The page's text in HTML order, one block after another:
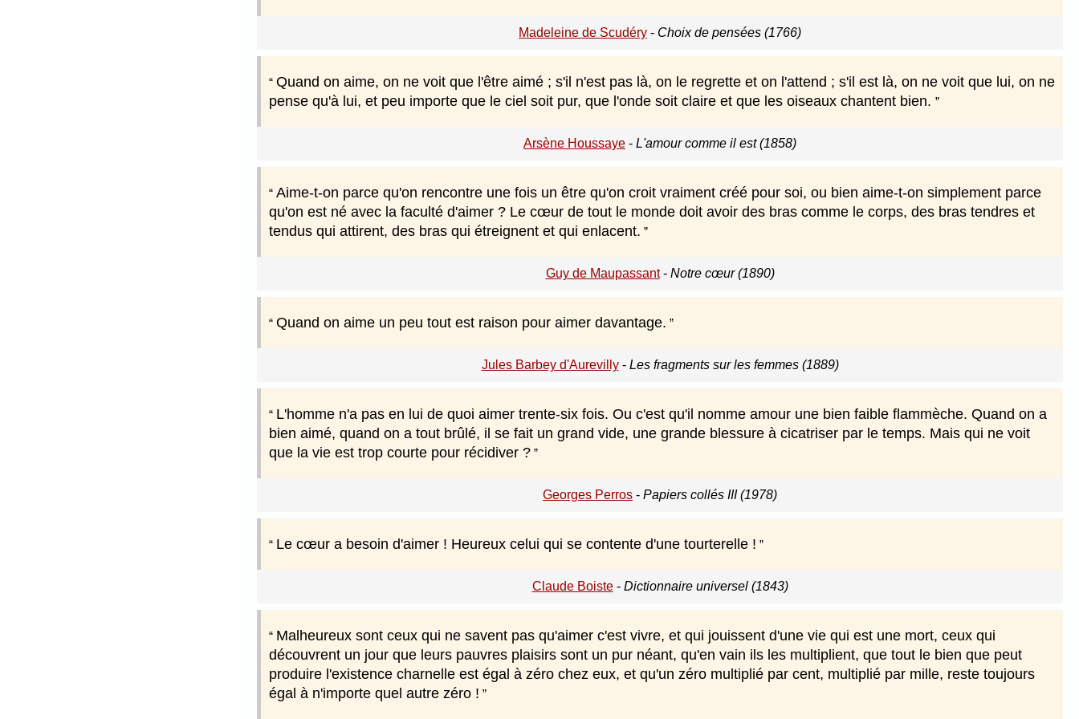
Madeleine de Scudéry - Choix de pensées (1766)
Quand on aime, on ne voit que l'être aimé ; s'il n'est pas là, on le regrette et on l'attend ; s'il est là, on ne voit que lui, on ne
pense qu'à lui, et peu importe que le ciel soit pur, que l'onde soit claire et que les oiseaux chantent bien.
Arsène Houssaye - L'amour comme il est (1858)
Aime-t-on parce qu'on rencontre une fois un être qu'on croit vraiment créé pour soi, ou bien aime-t-on simplement parce
qu'on est né avec la faculté d'aimer ? Le cœur de tout le monde doit avoir des bras comme le corps, des bras tendres et
tendus qui attirent, des bras qui étreignent et qui enlacent.
Guy de Maupassant- Notre cœur (1890)
Quand on aime un peu tout est raison pour aimer davantage.
Jules Barbey d'Aurevilly- Les fragments sur les femmes (1889)
L'homme n'a pas en lui de quoi aimer trente-six fois. Ou c'est qu'il nomme amour une bien faible flammèche. Quand on a
bien aimé, quand on a tout brûlé, il se fait un grand vide, une grande blessure à cicatriser par le temps. Mais qui ne voit
que la vie est trop courte pour récidiver ?
Georges Perros - Papiers collés III (1978)
Le cœur a besoin d'aimer ! Heureux celui qui se contente d'une tourterelle !
Claude Boiste- Dictionnaire universel (1843)
Malheureux sont ceux qui ne savent pas qu'aimer c'est vivre, et qui jouissent d'une vie qui est une mort, ceux qui
découvrent un jour que leurs pauvres plaisirs sont un pur néant, qu'en vain ils les multiplient, que tout le bien que peut
produire l'existence charnelle est égal à zéro chez eux, et qu'un zéro multiplié par cent, multiplié par mille, reste toujours
égal à n'importe quel autre zéro !